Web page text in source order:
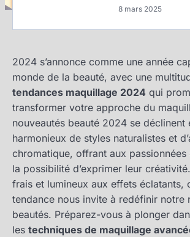
8 mars 2025
2024 s’annonce comme une année
monde de la beauté, avec une
tendances maquillage 2024 qui
transformer votre approche du
nouveautés beauté 2024 se déclinent
harmonieux de styles naturalistes et
chromatique, offrant aux passionnées
la possibilité d’exprimer leur
frais et lumineux aux effets éclatants,
tendance nous invite à redéfinir notre
beautés. Préparez-vous à plonger
les techniques de maquillage